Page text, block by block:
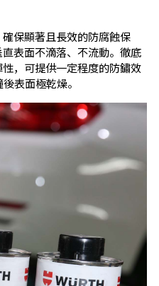
保顯著且長效的防腐蝕保
表面不滴落、不流動。徹底
，可提供一定程度的防鏽效
表面極乾燥。